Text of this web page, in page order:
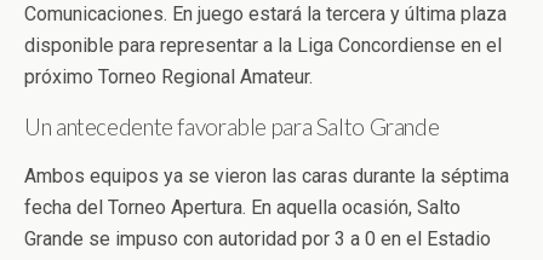
Comunicaciones. En juego estará la tercera y última plaza
disponible para representar a la Liga Concordiense en el
próximo Torneo Regional Amateur.
Un antecedente favorable para Salto Grande
Ambos equipos ya se vieron las caras durante la séptima
fecha del Torneo Apertura. En aquella ocasión, Salto
Grande se impuso con autoridad por 3 a 0 en el Estadio